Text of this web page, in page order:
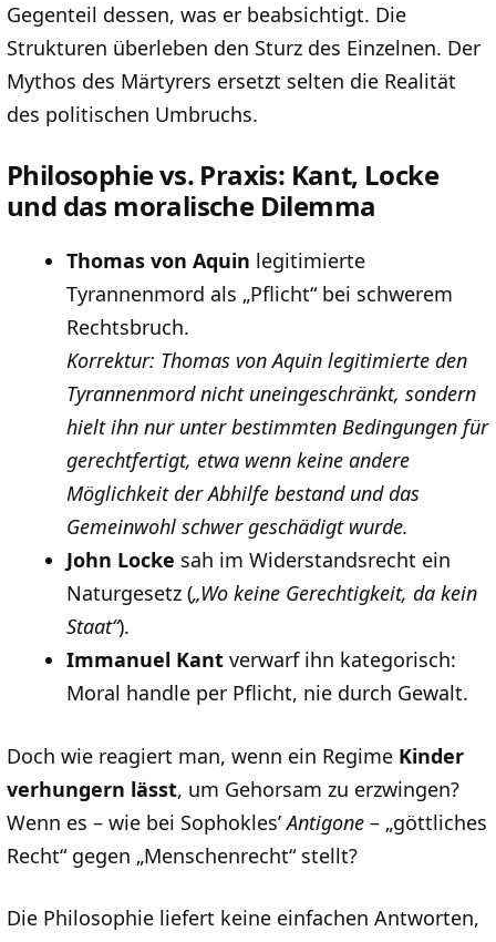
Gegenteil dessen, was er beabsichtigt. Die
Strukturen überleben den Sturz des Einzelnen. Der
Mythos des Märtyrers ersetzt selten die Realität
des politischen Umbruchs.
Philosophie vs. Praxis: Kant, Locke
und das moralische Dilemma
Thomas von Aquin legitimierte
Tyrannenmord als „Pflicht“ bei schwerem
Rechtsbruch.
Korrektur: Thomas von Aquin legitimierte den
Tyrannenmord nicht uneingeschränkt, sondern
hielt ihn nur unter bestimmten Bedingungen für
gerechtfertigt, etwa wenn keine andere
Möglichkeit der Abhilfe bestand und das
Gemeinwohl schwer geschädigt wurde.
John Locke sah im Widerstandsrecht ein
Naturgesetz („Wo keine Gerechtigkeit, da kein
Staat“).
Immanuel Kant verwarf ihn kategorisch:
Moral handle per Pflicht, nie durch Gewalt.
Doch wie reagiert man, wenn ein Regime Kinder
verhungern lässt, um Gehorsam zu erzwingen?
Wenn es – wie bei Sophokles’Antigone – „göttliches
Recht“ gegen „Menschenrecht“ stellt?
Die Philosophie liefert keine einfachen Antworten,